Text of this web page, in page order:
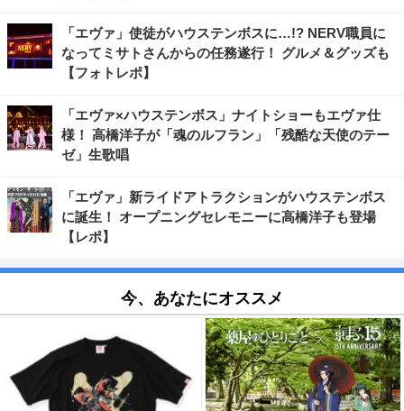
「エヴァ」使徒がハウステンボスに…!? NERV職員に
なってミサトさんからの任務遂行！ グルメ＆グッズも
【フォトレポ】
「エヴァ×ハウステンボス」ナイトショーもエヴァ仕
様！ 高橋洋子が「魂のルフラン」「残酷な天使のテー
ゼ」生歌唱
「エヴァ」新ライドアトラクションがハウステンボス
に誕生！ オープニングセレモニーに高橋洋子も登場
【レポ】
今、あなたにオススメ